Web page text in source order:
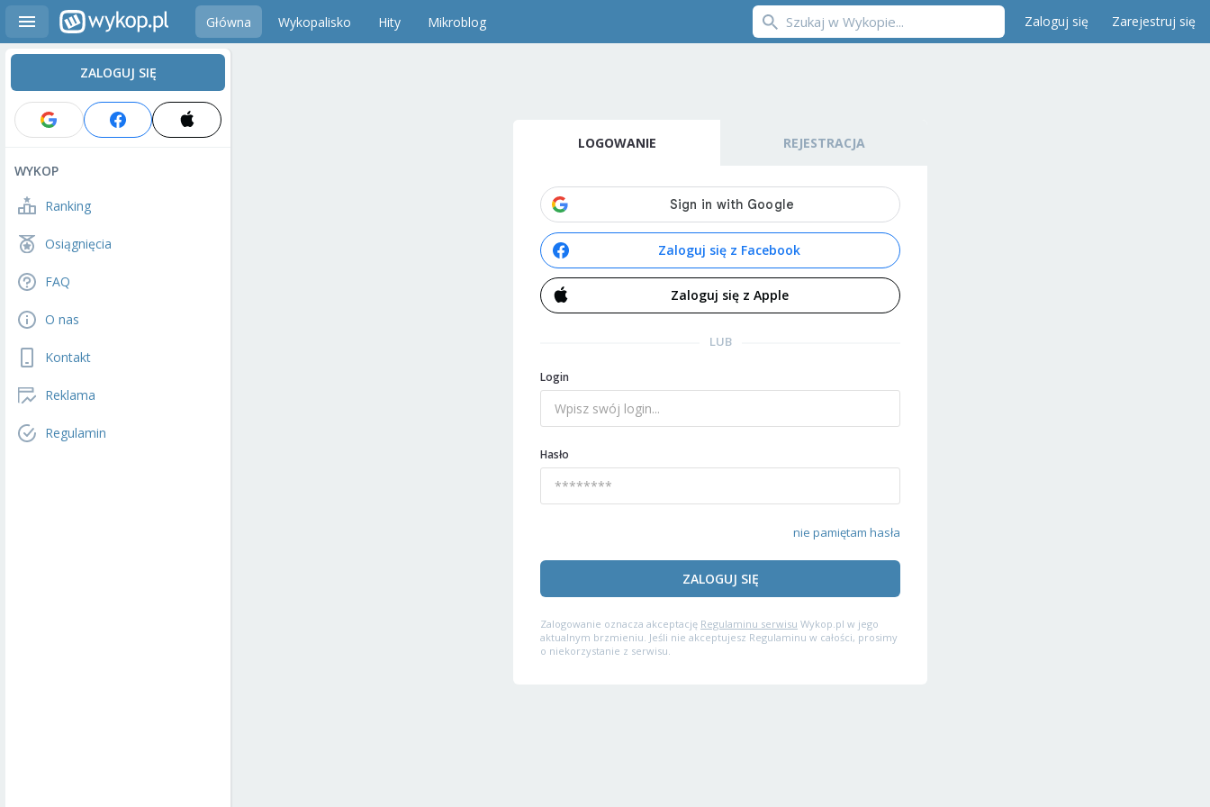
Główna Wykopalisko Hity Mikroblog Zaloguj się Zarejestruj się
ZALOGUJ SIĘ
WYKOP
Ranking
Osiągnięcia
FAQ
O nas
Kontakt
Reklama
Regulamin
LOGOWANIE REJESTRACJA
Zaloguj się z Facebook
Zaloguj się z Apple
LUB
Login
Hasło
nie pamiętam hasła
ZALOGUJ SIĘ
Zalogowanie oznacza akceptację Regulaminu serwisu Wykop.pl w jego
aktualnym brzmieniu. Jeśli nie akceptujesz Regulaminu w całości, prosimy
o niekorzystanie z serwisu.